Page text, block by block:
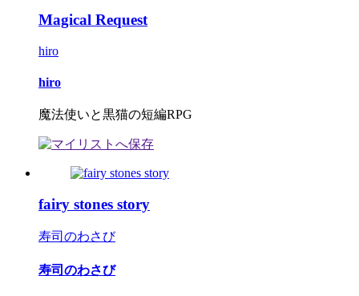
Magical Request
hiro
hiro
魔法使いと黒猫の短編RPG
fairy stones story
寿司のわさび
寿司のわさび